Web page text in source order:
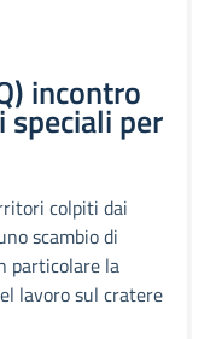
incontro
speciali per
colpiti dai
scambio di
particolare la
lavoro sul cratere